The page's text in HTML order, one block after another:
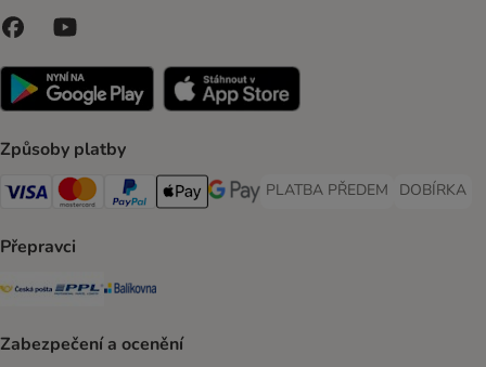
Způsoby platby
Visa Payment Method
Mastercard Payment Method
PayPal Payment Method
Apple pay Payment Method
GooglePay Payment Method
PLATBA PŘEDEM
PLATBA PŘEDEM Payment
DOBÍRKA
DOBÍRKA
Přepravci
Česká pošta Shipping Method
PPL Shipping Method
Balíkovna Shipping Method
Zabezpečení a ocenění